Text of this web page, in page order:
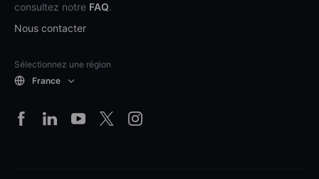
consultez notre FAQ.
Nous contacter
Sélectionnez une région
France